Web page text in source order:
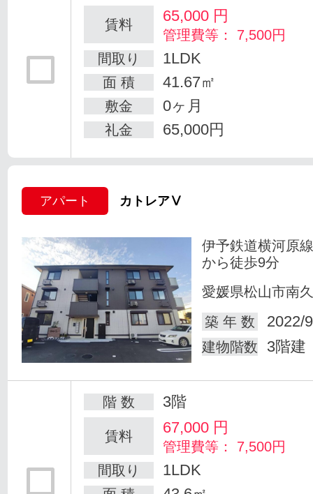
賃料 65,000 円
管理費等： 7,500円
間取り
1LDK
面 積 41.67㎡
敷金 0ヶ月
礼金 65,000円
アパート カトレアⅤ
伊予鉄道横河原
から徒歩9分
愛媛県松山市南
築 年 数
2022/
建物階数 3階建
階 数 3階
賃料 67,000 円
管理費等： 7,500円
間取り
1LDK